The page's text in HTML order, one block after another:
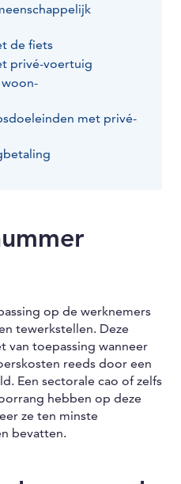
de fiets
privé-voertuig
met privé-
op de werknemers
tewerkstellen. Deze
van toepassing wanneer
reeds door een
Een sectorale cao of zelfs
hebben op deze
ze ten minste
bevatten.